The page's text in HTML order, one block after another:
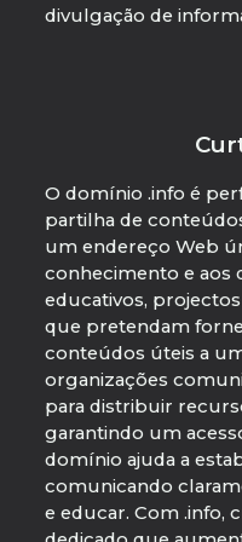
divulgação de
O domínio .info é
partilha de
um endereço Web
conhecimento e aos
educativos,
que pretendam
conteúdos úteis a
organizações
para distribuir
garantindo um
domínio ajuda a
comunicando
e educar. Com .info,